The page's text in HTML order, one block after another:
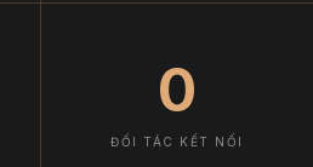
0
ĐỐI TÁC KẾT NỐI